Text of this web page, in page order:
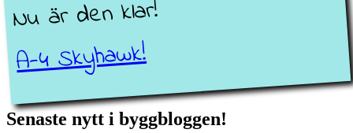
Nu är den klar!
A-4 Skyhawk!
Senaste nytt i byggbloggen!